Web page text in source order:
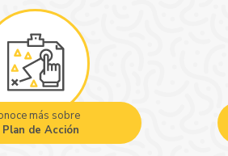
más sobre
Plan de Acción